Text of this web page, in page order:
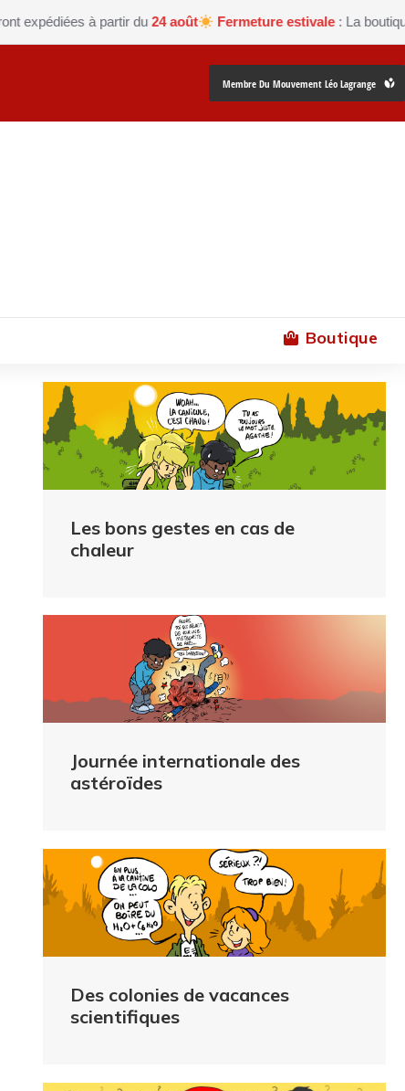
à partir du24 août Fermeture estivale: La boutique Les
Membre Du Mouvement Léo Lagrange
Boutique
Les bons gestes en cas de
chaleur
Journée internationale des
astéroïdes
Des colonies de vacances
scientifiques